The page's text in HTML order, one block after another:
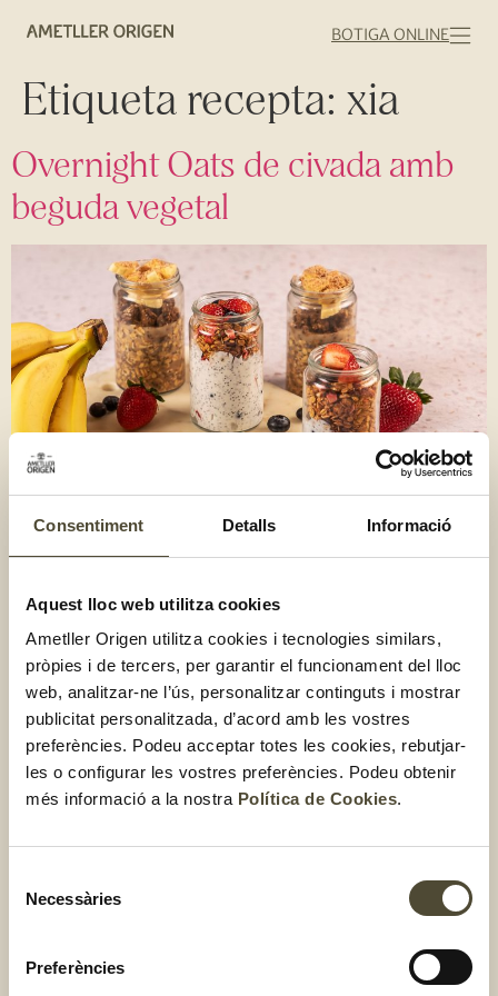
Consentiment Detalls Informació
Aquest lloc web utilitza cookies
Ametller Origen utilitza cookies i tecnologies similars,
pròpies i de tercers, per garantir el funcionament del lloc
web, analitzar-ne l’ús, personalitzar continguts i mostrar
publicitat personalitzada, d’acord amb les vostres
preferències. Podeu acceptar totes les cookies, rebutjar-
les o configurar les vostres preferències. Podeu obtenir
més informació a la nostra Política de Cookies.
Necessàries
Preferències
BOTIGA ONLINE
Etiqueta recepta: xia
Overnight Oats de civada amb
beguda vegetal
Overnight Oats amb iogurt